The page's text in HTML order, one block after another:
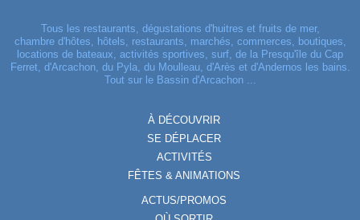
Tous les restaurants, dégustations d'huitres et fruits de mer,
chambre d'hôtes, hôtels, restaurants, marchés, commerces, boutiques,
locations de bateaux, activités sportives, surf, de la Presqu'île du Cap
Ferret, d'Arcachon, du Pyla, du Moulleau, d'Arès et d'Andernos les bains.
Tout sur le Bassin d'Arcachon ...
À DÉCOUVRIR
SE DÉPLACER
ACTIVITÉS
FÊTES & ANIMATIONS
ACTUS/PROMOS